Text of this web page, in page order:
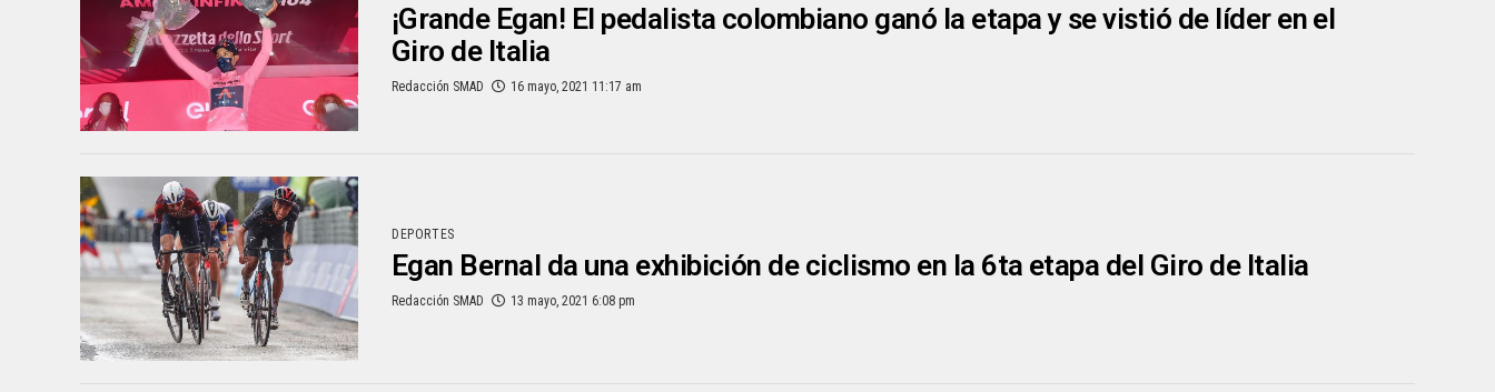
¡Grande Egan! El pedalista colombiano ganó la etapa y se vistió de líder en el
Giro de Italia
Redacción SMAD 16 mayo, 2021 11:17 am
DEPORTES
Egan Bernal da una exhibición de ciclismo en la 6ta etapa del Giro de Italia
Redacción SMAD 13 mayo, 2021 6:08 pm